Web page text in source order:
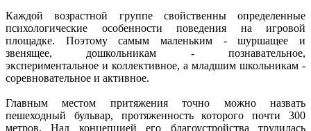
Каждой возрастной группе свойственны определенные
психологические особенности поведения на игровой
площадке. Поэтому самым маленьким - шуршащее и
звенящее, дошкольникам - познавательное,
экспериментальное и коллективное, а младшим школьникам -
соревновательное и активное.
Главным местом притяжения точно можно назвать
пешеходный бульвар, протяженность которого почти 300
метров. Над концепцией его благоустройства трудилась